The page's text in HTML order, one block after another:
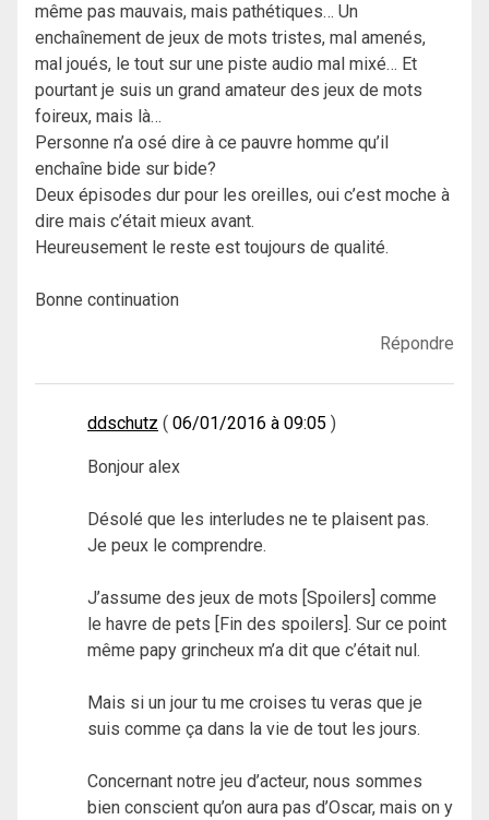
même pas mauvais, mais pathétiques… Un
enchaînement de jeux de mots tristes, mal amenés,
mal joués, le tout sur une piste audio mal mixé… Et
pourtant je suis un grand amateur des jeux de mots
foireux, mais là…
Personne n’a osé dire à ce pauvre homme qu’il
enchaîne bide sur bide?
Deux épisodes dur pour les oreilles, oui c’est moche à
dire mais c’était mieux avant.
Heureusement le reste est toujours de qualité.
Bonne continuation
Répondre
ddschutz 06/01/2016 à 09:05
Bonjour alex
Désolé que les interludes ne te plaisent pas.
Je peux le comprendre.
J’assume des jeux de mots [Spoilers] comme
le havre de pets [Fin des spoilers]. Sur ce point
même papy grincheux m’a dit que c’était nul.
Mais si un jour tu me croises tu veras que je
suis comme ça dans la vie de tout les jours.
Concernant notre jeu d’acteur, nous sommes
bien conscient qu’on aura pas d’Oscar, mais on y